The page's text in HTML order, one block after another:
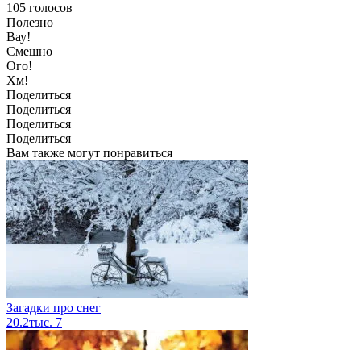
105 голосов
Полезно
Вау!
Смешно
Ого!
Хм!
Поделиться
Поделиться
Поделиться
Поделиться
Вам также могут понравиться
Загадки про снег
20.2тыс. 7